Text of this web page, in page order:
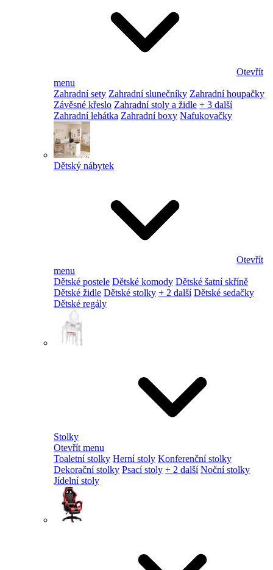
Otevřít
menu
Zahradní sety Zahradní slunečníky Zahradní houpačky
Závěsné křeslo Zahradní stoly a židle + 3 další
Zahradní lehátka Zahradní boxy Nafukovačky
Dětský nábytek
Otevřít
menu
Dětské postele Dětské komody Dětské šatní skříně
Dětské židle Dětské stolky + 2 další Dětské sedačky
Dětské regály
Stolky
Otevřít menu
Toaletní stolky Herní stoly Konferenční stolky
Dekorační stolky Psací stoly + 2 další Noční stolky
Jídelní stoly